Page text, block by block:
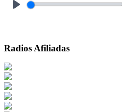
Radios Afiliadas